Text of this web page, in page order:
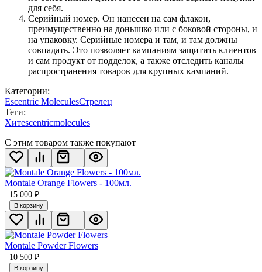
для себя.
Серийный номер. Он нанесен на сам флакон,
преимущественно на донышко или с боковой стороны, и
на упаковку. Серийные номера и там, и там должны
совпадать. Это позволяет кампаниям защитить клиентов
и сам продукт от подделок, а также отследить каналы
распространения товаров для крупных кампаний.
Категории:
Escentric MoleculesСтрелец
Теги:
Хитescentricmolecules
С этим товаром также покупают
Montale Orange Flowers - 100мл.
15 000 ₽
В корзину
Montale Powder Flowers
10 500 ₽
В корзину